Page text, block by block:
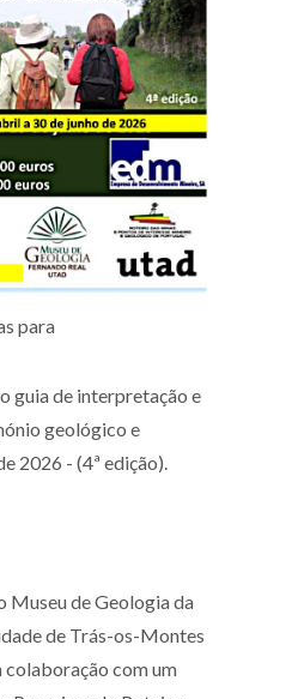
para
guia de interpretação e
geológico e
2026 - (4ª edição).
Museu de Geologia da
de Trás-os-Montes
colaboração com um